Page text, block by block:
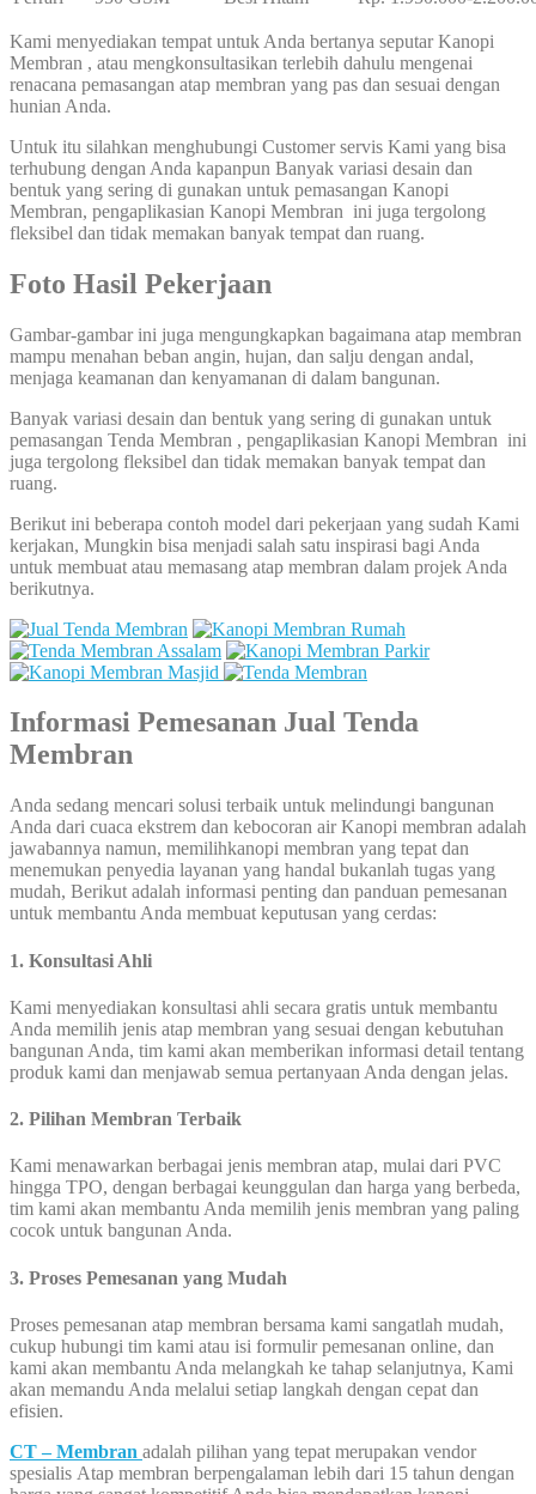
Kami menyediakan tempat untuk Anda bertanya seputar Kanopi
Membran , atau mengkonsultasikan terlebih dahulu mengenai
renacana pemasangan atap membran yang pas dan sesuai dengan
hunian Anda.
Untuk itu silahkan menghubungi Customer servis Kami yang bisa
terhubung dengan Anda kapanpun Banyak variasi desain dan
bentuk yang sering di gunakan untuk pemasangan Kanopi
Membran, pengaplikasian Kanopi Membran ini juga tergolong
fleksibel dan tidak memakan banyak tempat dan ruang.
Foto Hasil Pekerjaan
Gambar-gambar ini juga mengungkapkan bagaimana atap membran
mampu menahan beban angin, hujan, dan salju dengan andal,
menjaga keamanan dan kenyamanan di dalam bangunan.
Banyak variasi desain dan bentuk yang sering di gunakan untuk
pemasangan Tenda Membran , pengaplikasian Kanopi Membran ini
juga tergolong fleksibel dan tidak memakan banyak tempat dan
ruang.
Berikut ini beberapa contoh model dari pekerjaan yang sudah Kami
kerjakan, Mungkin bisa menjadi salah satu inspirasi bagi Anda
untuk membuat atau memasang atap membran dalam projek Anda
berikutnya.
Informasi Pemesanan Jual Tenda
Membran
Anda sedang mencari solusi terbaik untuk melindungi bangunan
Anda dari cuaca ekstrem dan kebocoran air Kanopi membran adalah
jawabannya namun, memilihkanopi membran yang tepat dan
menemukan penyedia layanan yang handal bukanlah tugas yang
mudah, Berikut adalah informasi penting dan panduan pemesanan
untuk membantu Anda membuat keputusan yang cerdas:
1. Konsultasi Ahli
Kami menyediakan konsultasi ahli secara gratis untuk membantu
Anda memilih jenis atap membran yang sesuai dengan kebutuhan
bangunan Anda, tim kami akan memberikan informasi detail tentang
produk kami dan menjawab semua pertanyaan Anda dengan jelas.
2. Pilihan Membran Terbaik
Kami menawarkan berbagai jenis membran atap, mulai dari PVC
hingga TPO, dengan berbagai keunggulan dan harga yang berbeda,
tim kami akan membantu Anda memilih jenis membran yang paling
cocok untuk bangunan Anda.
3. Proses Pemesanan yang Mudah
Proses pemesanan atap membran bersama kami sangatlah mudah,
cukup hubungi tim kami atau isi formulir pemesanan online, dan
kami akan membantu Anda melangkah ke tahap selanjutnya, Kami
akan memandu Anda melalui setiap langkah dengan cepat dan
efisien.
CT – Membran adalah pilihan yang tepat merupakan vendor
spesialis Atap membran berpengalaman lebih dari 15 tahun dengan